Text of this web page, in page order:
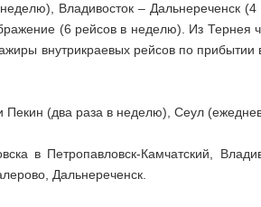
Владивосток – Дальнереченск
(6 рейсов в неделю). Из Тернея
внутрикраевых рейсов по прибытии
(два раза в неделю), Сеул
в Петропавловск-Камчатский,
Дальнереченск.